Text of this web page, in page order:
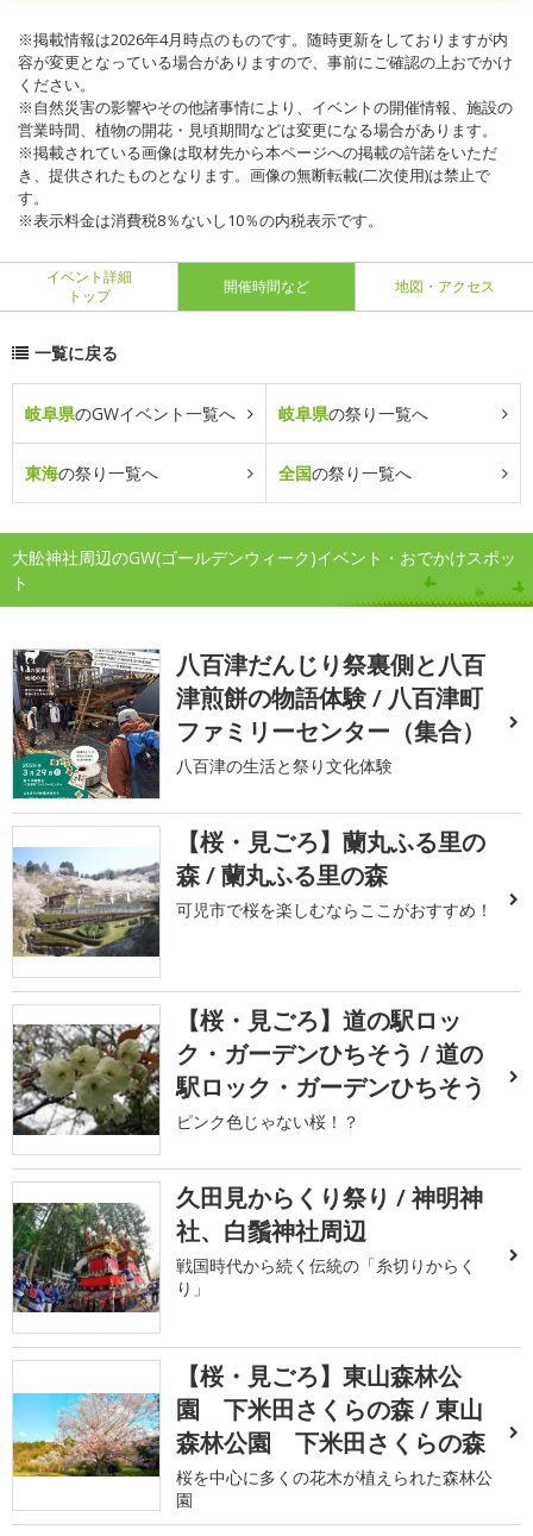
※掲載情報は2026年4月時点のものです。随時更新をしておりますが内
容が変更となっている場合がありますので、事前にご確認の上おでかけ
ください。
※自然災害の影響やその他諸事情により、イベントの開催情報、施設の
営業時間、植物の開花・見頃期間などは変更になる場合があります。
※掲載されている画像は取材先から本ページへの掲載の許諾をいただ
き、提供されたものとなります。画像の無断転載(二次使用)は禁止で
す。
※表示料金は消費税8％ないし10％の内税表示です。
イベント詳細
トップ
開催時間など 地図・アクセス
一覧に戻る
岐阜県のGWイベント一覧へ 岐阜県の祭り一覧へ
東海の祭り一覧へ 全国の祭り一覧へ
大舩神社周辺のGW(ゴールデンウィーク)イベント・おでかけスポッ
ト
八百津だんじり祭裏側と八百
津煎餅の物語体験 / 八百津町
ファミリーセンター（集合）
八百津の生活と祭り文化体験
【桜・見ごろ】蘭丸ふる里の
森 / 蘭丸ふる里の森
可児市で桜を楽しむならここがおすすめ！
【桜・見ごろ】道の駅ロッ
ク・ガーデンひちそう / 道の
駅ロック・ガーデンひちそう
ピンク色じゃない桜！？
久田見からくり祭り / 神明神
社、白鬚神社周辺
戦国時代から続く伝統の「糸切りからく
り」
【桜・見ごろ】東山森林公
園 下米田さくらの森 / 東山
森林公園 下米田さくらの森
桜を中心に多くの花木が植えられた森林公
園